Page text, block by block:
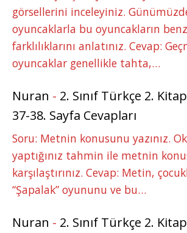
görsellerini inceleyiniz.
oyuncaklarla bu oyuncakların
farklılıklarını anlatınız. Cevap:
oyuncaklar genellikle tahta,…
Nuran - 2. Sınıf Türkçe 2.
37-38. Sayfa Cevapları
Soru: Metnin konusunu yazınız.
yaptığınız tahmin ile metnin
karşılaştırınız. Cevap: Metin,
“Şapalak” oyununu ve bu…
Nuran - 2. Sınıf Türkçe 2.